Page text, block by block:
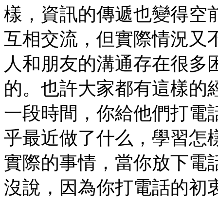
樣，資訊的傳遞也變得空
互相交流，但實際情況又
人和朋友的溝通存在很多
的。也許大家都有這樣的
一段時間，你給他們打電
乎最近做了什么，學習怎
實際的事情，當你放下電
沒說，因為你打電話的初